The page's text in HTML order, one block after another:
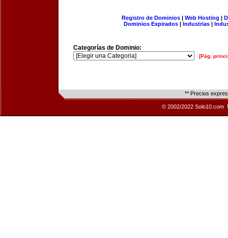
Registro de Dominios| Web Hosting |
Dominios Expirados | Industrias |
Categorías de Dominio:
[Pág.
** Precios
© 2002/2022 Solo10.com